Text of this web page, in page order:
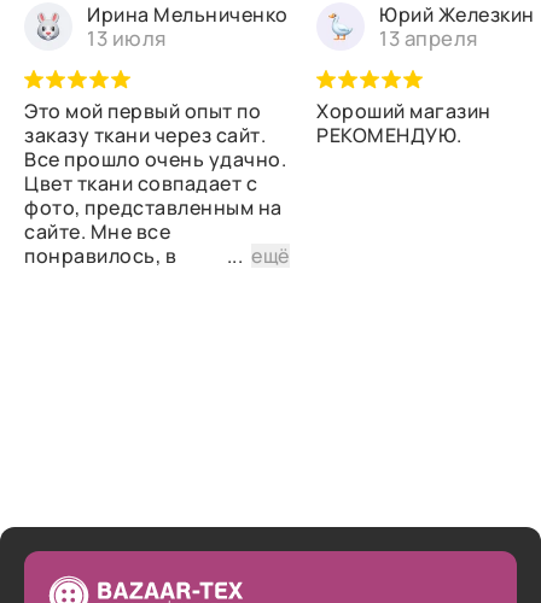
Ирина Мельниченко
13 июля
Это мой первый опыт по
заказу ткани через сайт.
Все прошло очень удачно.
Цвет ткани совпадает с
фото, представленным на
сайте. Мне все
понравилось, в
...ещё
Юрий Железкин
13 апреля
Хороший магазин
РЕКОМЕНДУЮ.